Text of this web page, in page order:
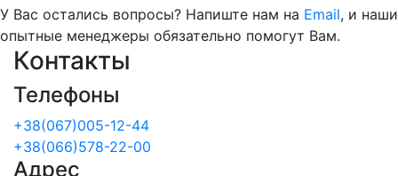
У Вас остались вопросы? Напиште нам на Email, и наши
опытные менеджеры обязательно помогут Вам.
Контакты
Телефоны
+38(067)005-12-44
+38(066)578-22-00
Адрес